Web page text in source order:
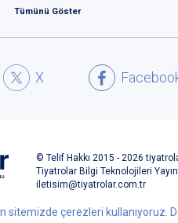
sitemizde çerezleri kullanıyoruz.
Tümünü Göster
X
© Telif Hakkı 2015 - 2026
Tiyatrolar Bilgi Teknolojileri
iletisim@tiyatrolar.com.tr